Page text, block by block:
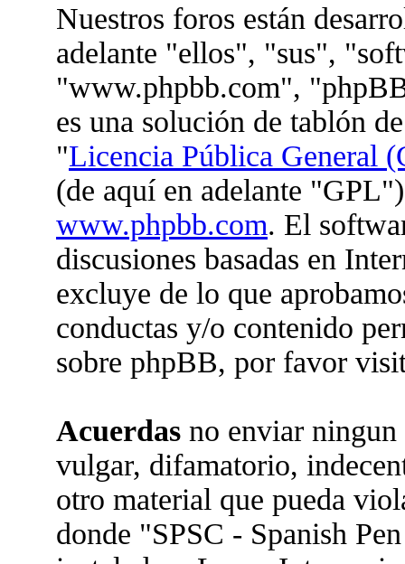
Nuestros foros están
adelante "ellos", "sus",
"www.phpbb.com",
es una solución de tablón
"Licencia Pública General
(de aquí en adelante
www.phpbb.com. El
discusiones basadas en
excluye de lo que
conductas y/o contenido
sobre phpBB, por favor
Acuerdas no enviar ningun
vulgar, difamatorio,
otro material que pueda
donde "SPSC - Spanish